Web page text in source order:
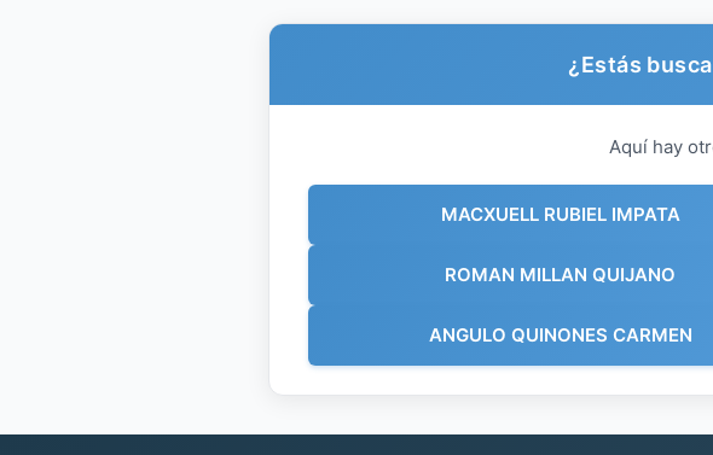
¿Estás
Aquí hay
MACXUELL RUBIEL IMPATA
ROMAN MILLAN QUIJANO
ANGULO QUINONES CARMEN